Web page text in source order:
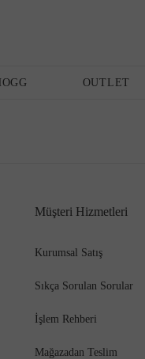
OUTLET
Müşteri Hizmetleri
Kurumsal Satış
Sıkça Sorulan Sorular
İşlem Rehberi
Mağazadan Teslim